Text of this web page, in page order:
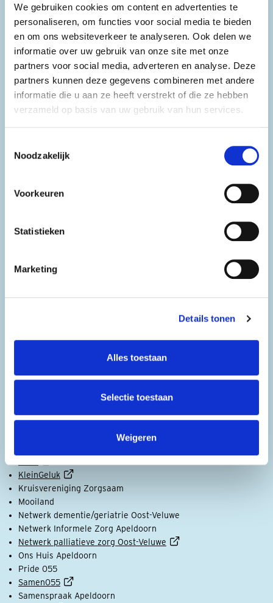
We gebruiken cookies om content en advertenties te
personaliseren, om functies voor social media te bieden
en om ons websiteverkeer te analyseren. Ook delen we
informatie over uw gebruik van onze site met onze
partners voor social media, adverteren en analyse. Deze
partners kunnen deze gegevens combineren met andere
informatie die u aan ze heeft verstrekt of die ze hebben
verzameld op basis van uw gebruik van hun services.
Noodzakelijk
Voorkeuren
Statistieken
Marketing
Details tonen
Alles toestaan
Selectie toestaan
Weigeren
Hoe wil Nederland oud worden?
In 2023 deed ActiZ, branchevereniging van zorgprofessionals,
onderzoek onder de Nederlandse bevolking naar hoe zij oud
wil worden. En in hoeverre mensen nu al bezig zijn met hun
oude dag. Meer dan de helft van alle Nederlanders blijkt nooit
met anderen te praten over hun oude dag. Het aantal mensen
ze het belang ervan wel erkennen. Slechts een kwart van alle
Nederlanders denkt er regelmatig over na. Een belangrijke
en het gesprek over morgen moet vandaag plaatsvinden. Meer
Factsheet Nederland is nog niet klaar voor oude dag (pdf, 570
kB).
De Kap
Gelre Ziekenhuizen
KleinGeluk
Kruisvereniging Zorgsaam
Mooiland
Netwerk dementie/geriatrie Oost-Veluwe
Netwerk Informele Zorg Apeldoorn
Netwerk palliatieve zorg Oost-Veluwe
Ons Huis Apeldoorn
Pride 055
Samen055
Samenspraak Apeldoorn